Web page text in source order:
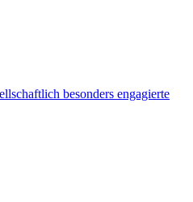
besonders engagierte